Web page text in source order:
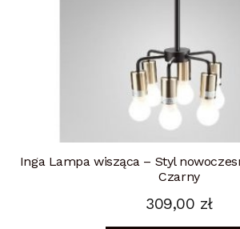
Inga Lampa wisząca – Styl
Czarny
309,00 zł